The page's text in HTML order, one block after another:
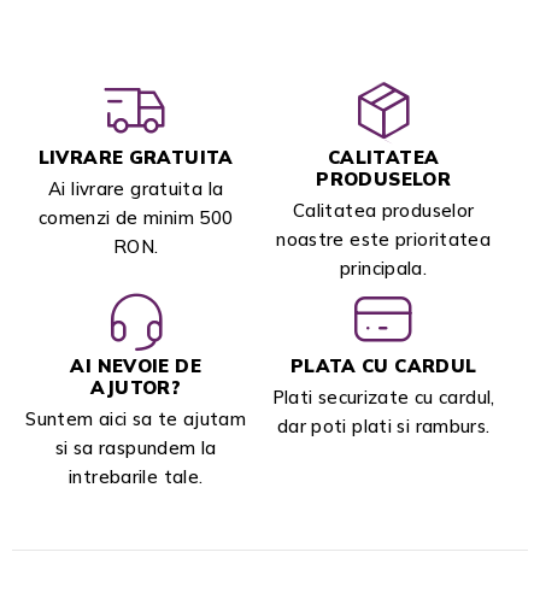
LIVRARE GRATUITA
Ai livrare gratuita la
comenzi de minim 500
RON.
CALITATEA
PRODUSELOR
Calitatea produselor
noastre este prioritatea
principala.
AI NEVOIE DE
AJUTOR?
Suntem aici sa te ajutam
si sa raspundem la
intrebarile tale.
PLATA CU CARDUL
Plati securizate cu cardul,
dar poti plati si ramburs.